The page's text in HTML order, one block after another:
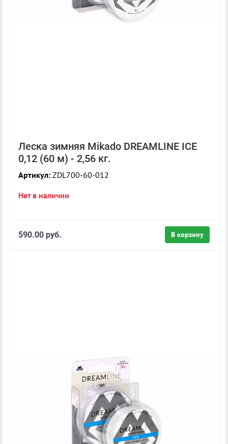
Леска зимняя Mikado DREAMLINE ICE
0,12 (60 м) - 2,56 кг.
Артикул: ZDL700-60-012
Нет в наличии
В корзину
590.00 руб.